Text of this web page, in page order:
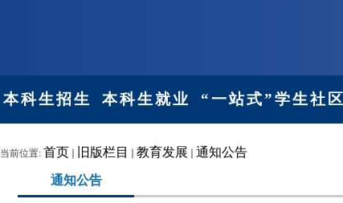
本科生招生 本科生就业 “一站式”学生社区
当前位置: 首页 旧版栏目 教育发展 通知公告
通知公告